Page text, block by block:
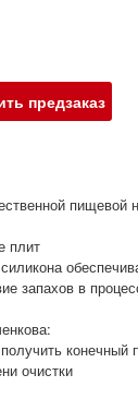
предзаказ
плит
запахов в
конечный
очистки